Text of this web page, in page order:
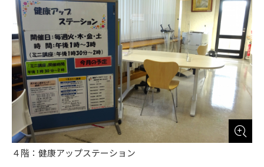
４階：健康アップステーション